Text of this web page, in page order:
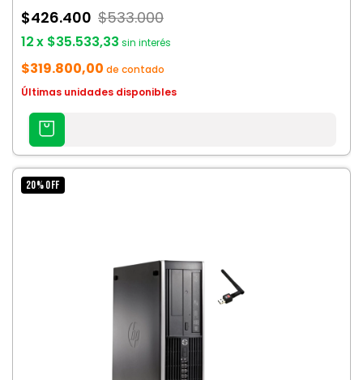
$426.400 $533.000
12x $35.533,33 sin interés
$319.800,00 de contado
Últimas unidades disponibles
AGREGAR
CARRITO
20%OFF